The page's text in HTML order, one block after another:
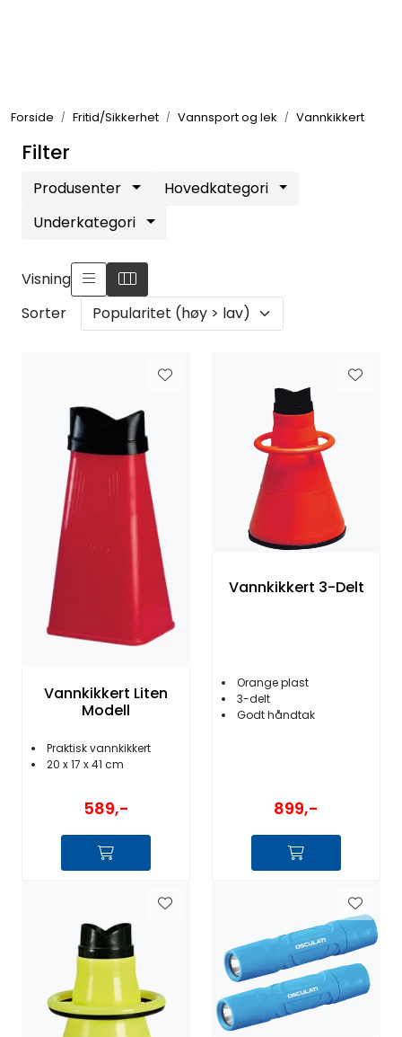
Forside Fritid/Sikkerhet Vannsport og lek Vannkikkert
Filter
Produsenter
Hovedkategori
Underkategori
Visning
Sorter
Vannkikkert Liten
Modell
Praktisk vannkikkert
20 x 17 x 41 cm
589,-
Vannkikkert 3-Delt
Orange plast
3-delt
Godt håndtak
899,-
Bygg/Innredning
VVS
Fortøyning
Fritid/Sikkerhet
Båtpleie/Opplag
Seil
Nyheter